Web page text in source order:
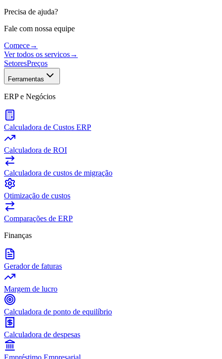
Precisa de ajuda?
Fale com nossa equipe
Comece→
Ver todos os servicos→
SetoresPreços
Ferramentas
ERP e Negócios
Calculadora de Custos ERP
Calculadora de ROI
Calculadora de custos de migração
Otimização de custos
Comparações de ERP
Finanças
Gerador de faturas
Margem de lucro
Calculadora de ponto de equilíbrio
Calculadora de despesas
Empréstimo Empresarial